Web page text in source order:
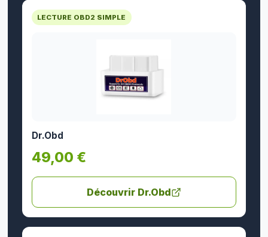
LECTURE OBD2 SIMPLE
Dr.Obd
49,00 €
Découvrir Dr.Obd